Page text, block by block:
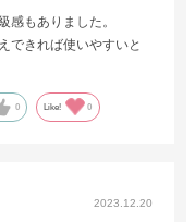
感もありました。
できれば使いやすいと
0 Like! 0
2023.12.20